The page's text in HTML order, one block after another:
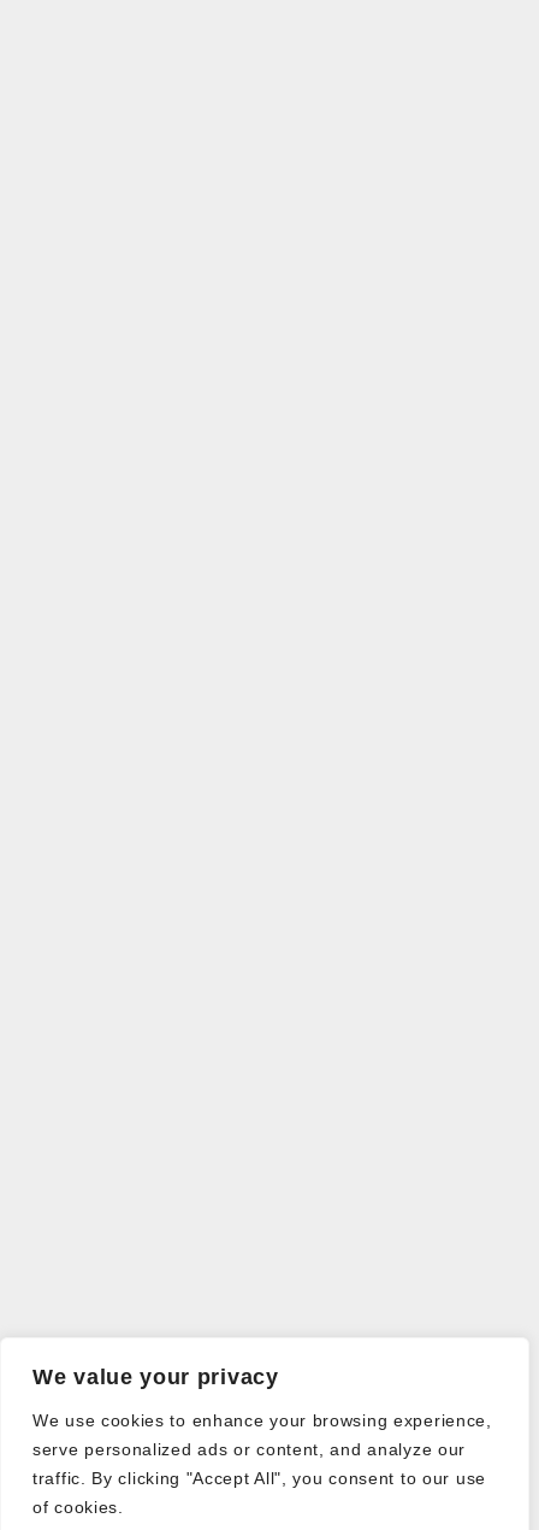
We value your privacy
We use cookies to enhance your browsing experience,
serve personalized ads or content, and analyze our
traffic. By clicking "Accept All", you consent to our use
of cookies.